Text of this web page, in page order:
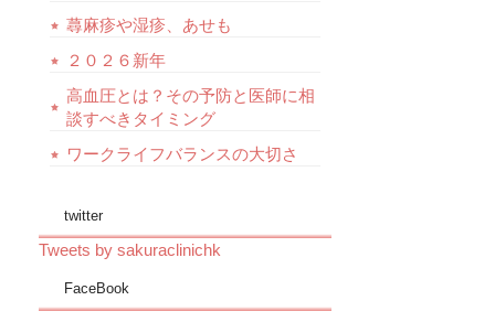
蕁麻疹や湿疹、あせも
２０２６新年
高血圧とは？その予防と医師に相
談すべきタイミング
ワークライフバランスの大切さ
twitter
Tweets by sakuraclinichk
FaceBook